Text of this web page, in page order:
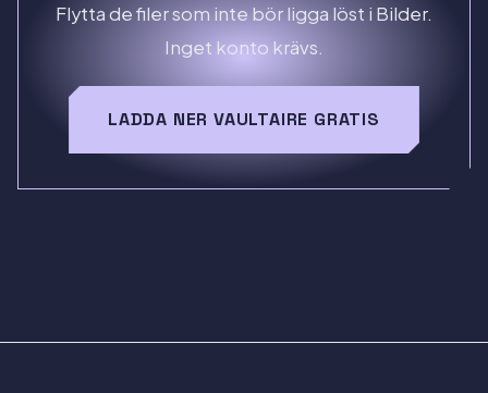
Flytta de filer som inte bör ligga löst i Bilder.
Inget konto krävs.
LADDA NER VAULTAIRE GRATIS